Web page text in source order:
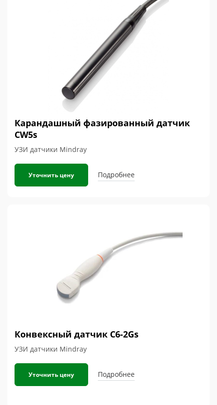
Карандашный фазированный датчик
CW5s
УЗИ датчики Mindray
Уточнить цену Подробнее
Конвексный датчик С6-2Gs
УЗИ датчики Mindray
Уточнить цену Подробнее